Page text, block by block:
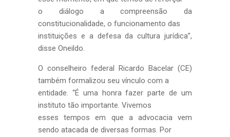
o diálogo a compreensão da
constitucionalidade, o funcionamento das
instituições e a defesa da cultura jurídica”,
disse Oneildo.
O conselheiro federal Ricardo Bacelar (CE)
também formalizou seu vínculo com a
entidade. “É uma honra fazer parte de um
instituto tão importante. Vivemos
esses tempos em que a advocacia vem
sendo atacada de diversas formas. Por